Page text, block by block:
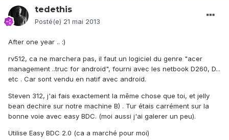
tedethis
Posté(e) 21 mai 2013
After one year .. :)
rv512, ca ne marchera pas, il faut un logiciel du genre "acer
management ..truc for android", fourni avec les netbook D260, D...
etc . Car sont vendu en natif avec android.
Steven 312, j'ai fais exactement la même chose que toi, et jelly
bean dechire sur notre machine B) . Tur étais carrément sur la
bonne voie avec easy BDC. (moi aussi j'ai galerer un peu).
Utilise Easy BDC 2.0 (ca a marché pour moi)